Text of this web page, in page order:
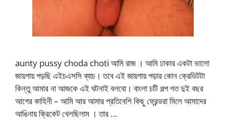
aunty pussy choda choti আমি রাজ । আমি ঢাকার একটা ভালো
জায়গায় পড়ছি এইচএসসি ব্যাচ। তবে এই জায়গায় পড়ার কোন ক্রেডিটটা
কিন্তু আমার না আজকে এই ঘটনাই বলবো। বাংলা চটি গল্প গত দুই বছর
আগের কাহিনী – আমি আর আমার প্রতিবেশি কিছু ফ্রেন্ডরা মিলে আমাদের
আঙিনায় ক্রিকেট খেলছিলাম । তার …